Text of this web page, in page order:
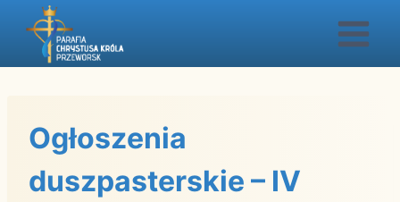
Przejdź
Ogłoszenia
duszpasterskie – IV